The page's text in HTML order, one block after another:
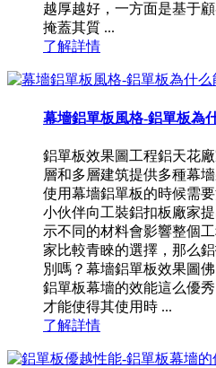
越厚越好，一方面是基于
掩蓋其質 ...
了解詳情
幕墻鋁單板風格-鋁單板為
鋁單板效果圖工程鋁天花
層和多層建筑提供多種幕
使用幕墻鋁單板的時候需
小伙伴向工裝鋁扣板廠家
示不同的材料會影響整個
家比較青睞的選擇，那么
別嗎？幕墻鋁單板效果圖
鋁單板幕墻的效能這么優
才能使得其使用時 ...
了解詳情